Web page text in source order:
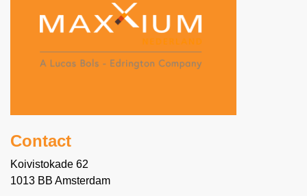
Contact
Koivistokade 62
1013 BB Amsterdam